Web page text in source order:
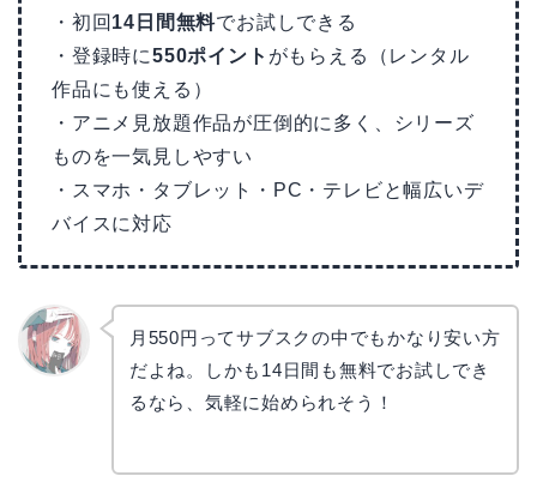
・初回 14日間無料でお試しできる
・登録時に550ポイント がもらえる（レンタル
作品にも使える）
・アニメ見放題作品が圧倒的に多く、シリーズ
ものを一気見しやすい
・スマホ・タブレット・PC・テレビと幅広いデ
バイスに対応
月550円ってサブスクの中でもかなり安い方
だよね。しかも14日間も無料でお試しでき
るなら、気軽に始められそう！